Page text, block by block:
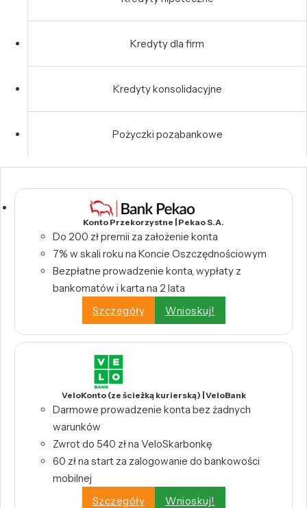
Kredyty dla firm
Kredyty konsolidacyjne
Pożyczki pozabankowe
Konto Przekorzystne | Pekao S.A.
Do 200 zł premii za założenie konta
7% w skali roku na Koncie Oszczędnościowym
Bezpłatne prowadzenie konta, wypłaty z
bankomatów i karta na 2 lata
Szczegóły
Wnioskuj!
VeloKonto (ze ścieżką kurierską) | VeloBank
Darmowe prowadzenie konta bez żadnych
warunków
Zwrot do 540 zł na VeloSkarbonkę
60 zł na start za zalogowanie do bankowości
mobilnej
Szczegóły
Wnioskuj!